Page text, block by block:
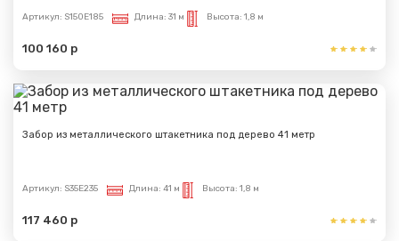
Артикул: S150E185 Длина: 31 м Высота: 1,8 м
100 160 р
Забор из металлического штакетника под дерево 41 метр
Артикул: S35E235 Длина: 41 м Высота: 1,8 м
117 460 р